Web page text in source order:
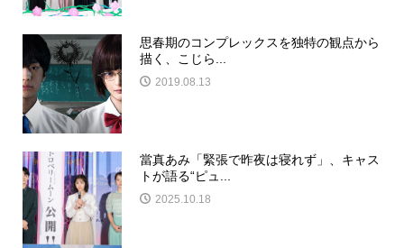
思春期のコンプレックスを独特の観点から
描く、こじら...
2019.08.13
當真あみ「緊張で昨夜は寝れず」、キャス
トが語る“ピュ...
2025.10.18